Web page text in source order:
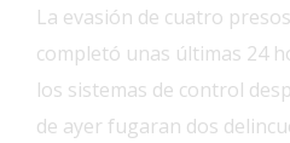
Policiales
Cartelera
Fotos
de
La evasión de cuatro
completó unas últimas 24
los sistemas de control
de ayer fugaran dos